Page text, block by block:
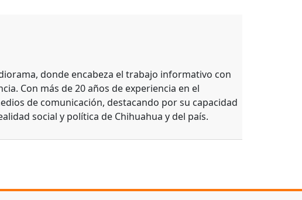
donde encabeza el trabajo informativo con
Con más de 20 años de experiencia en el
de comunicación, destacando por su capacidad
social y política de Chihuahua y del país.